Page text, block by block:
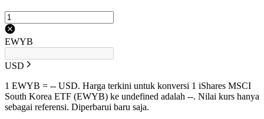
EWYB
USD
1 EWYB = -- USD. Harga terkini untuk konversi 1 iShares MSCI
South Korea ETF (EWYB) ke undefined adalah --. Nilai kurs hanya
sebagai referensi. Diperbarui baru saja.